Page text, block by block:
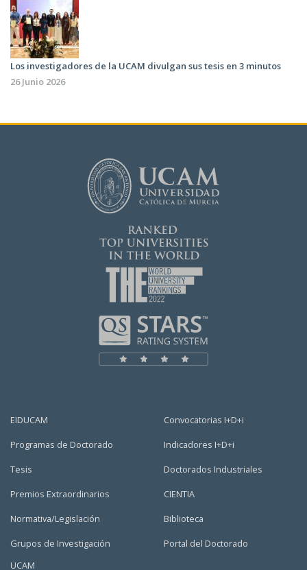
Los investigadores de la UCAM divulgan sus tesis en 3 minutos
26 Junio 2026
EIDUCAM
Programas de Doctorado
Tesis
Premios Extraordinarios
Normativa/Legislación
Grupos de Investigación
Convocatorias I+D+i
Indicadores I+D+i
Doctorados Industriales
CIENTIA
Biblioteca
Portal del Doctorado
UCAM